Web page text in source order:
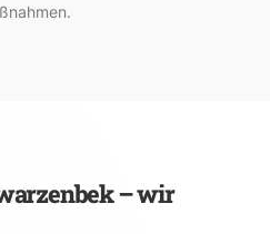
– wir